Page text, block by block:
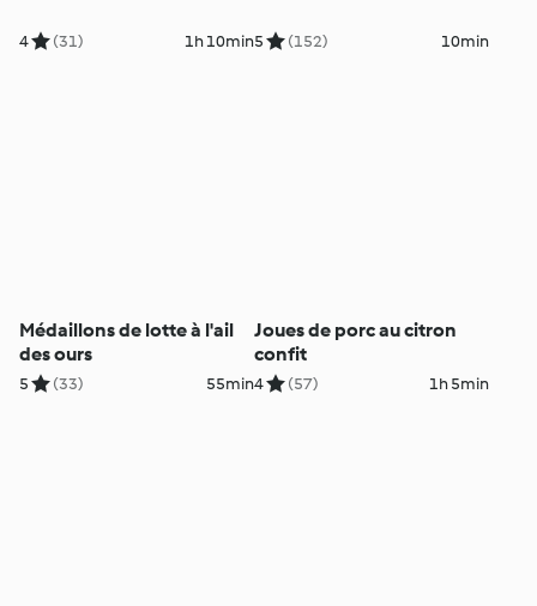
4 (31) 1h 10min5 (152) 10min
Médaillons de lotte à l'ail
des ours
5 (33) 55min
Joues de porc au citron
confit
4 (57) 1h 5min